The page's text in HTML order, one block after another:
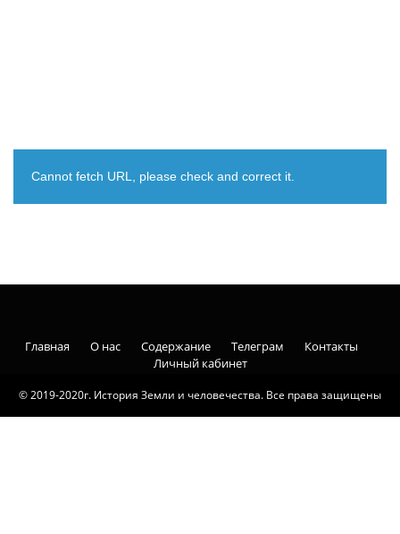
Cannot fetch URL, please check and correct it.
© 2019-2020г. История Земли и человечества. Все права защищены
Главная О нас Содержание Телеграм
Контакты
Личный кабинет